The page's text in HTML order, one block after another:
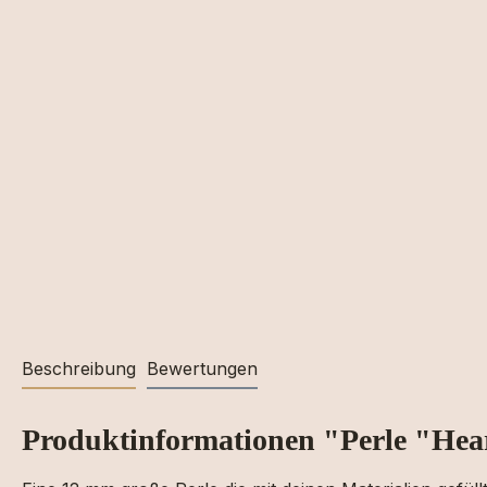
Beschreibung Bewertungen
Produktinformationen "Perle